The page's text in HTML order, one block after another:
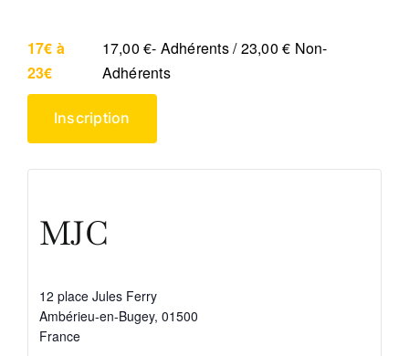
17€ à
23€
17,00 €- Adhérents / 23,00 € Non-
Adhérents
Inscription
MJC
12 place Jules Ferry
Ambérieu-en-Bugey, 01500
France